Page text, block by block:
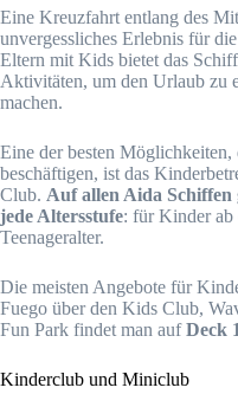
Eine Kreuzfahrt entlang des
unvergessliches Erlebnis für
Eltern mit Kids bietet das
Aktivitäten, um den Urlaub zu
machen.
Eine der besten
beschäftigen, ist das
Club. Auf allen Aida Schiffen
jede Altersstufe: für Kinder ab
Teenageralter.
Die meisten Angebote für
Fuego über den Kids Club,
Fun Park findet man aufDeck
Kinderclub und Miniclub